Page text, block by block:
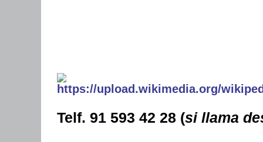
Telf. 91 593 42 28 (si llama